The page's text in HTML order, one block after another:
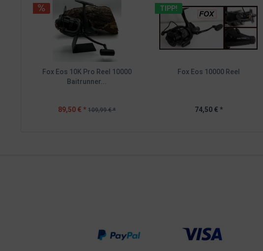
Fox Eos 10K Pro Reel 10000
Baitrunner...
89,50 € * 109,99 € *
TIPP!
Fox Eos 10000 Reel
74,50 € *